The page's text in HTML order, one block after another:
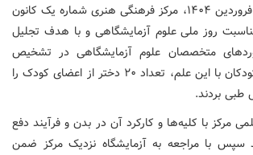
استان یزد، شنبه ۳۰ فروردین ۱۴۰۴، مرکز فرهنگی هنری شماره یک کانون
روز ملی علوم آزمایشگاهی و با هدف تجلیل
متخصصان علوم آزمایشگاهی در تشخیص
بیماری‌ها و آشنایی کودکان با این علم، تعداد ۲۰ دختر از اعضای کودک را
طبی بردند.
مرکز با کلیه‌ها و کارکرد آن در بدن و فرآیند دفع
سپس با مراجعه به آزمایشگاه نزدیک مرکز ضمن